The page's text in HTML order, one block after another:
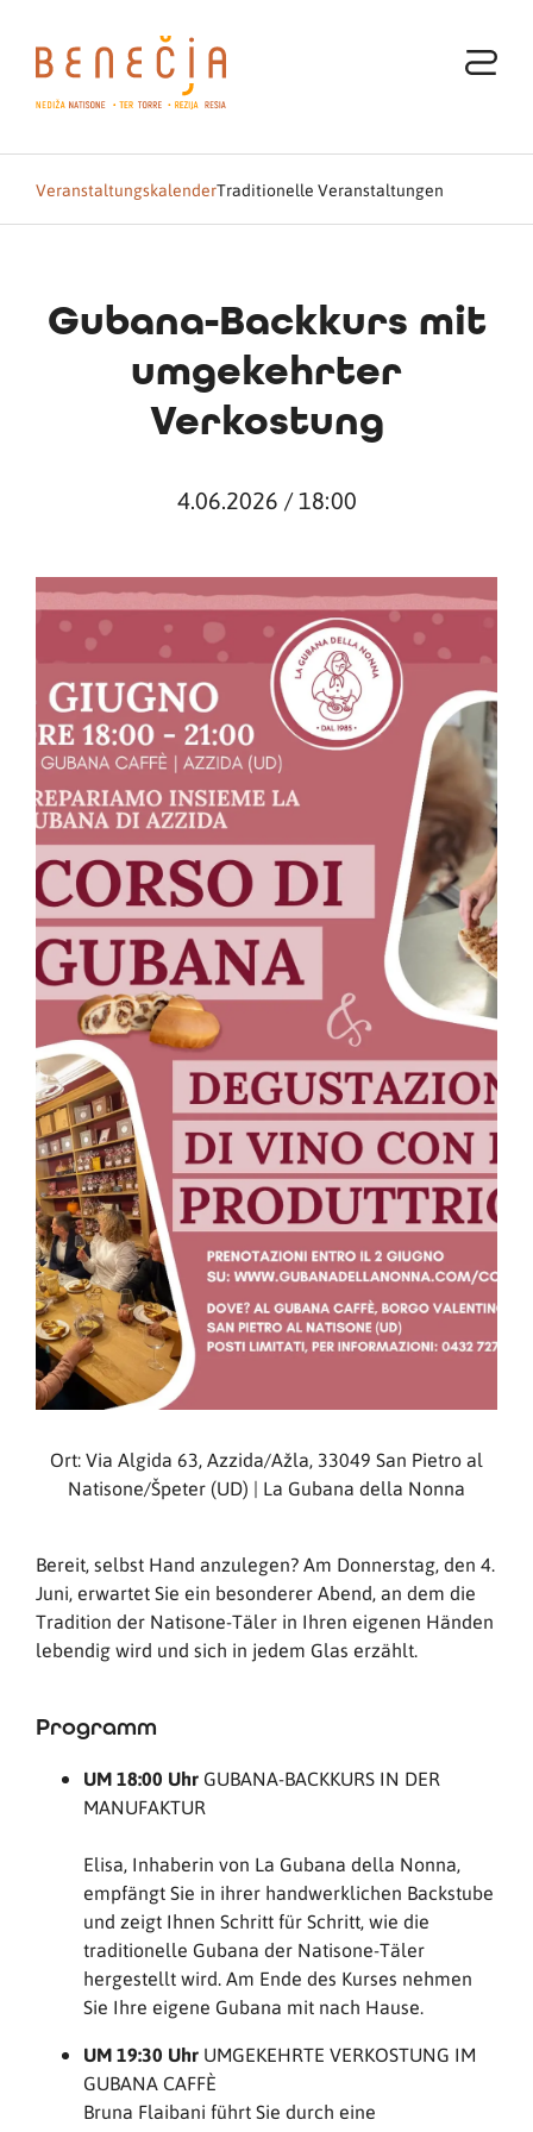
VeranstaltungskalenderTraditionelle Veranstaltungen
Gubana-Backkurs mit
umgekehrter
Verkostung
4.06.2026 / 18:00
Ort: Via Algida 63, Azzida/Ažla, 33049 San Pietro al
Natisone/Špeter (UD) | La Gubana della Nonna
Bereit, selbst Hand anzulegen? Am Donnerstag, den 4.
Juni, erwartet Sie ein besonderer Abend, an dem die
Tradition der Natisone-Täler in Ihren eigenen Händen
lebendig wird und sich in jedem Glas erzählt.
Programm
UM 18:00 Uhr GUBANA-BACKKURS IN DER
MANUFAKTUR
Elisa, Inhaberin von La Gubana della Nonna,
empfängt Sie in ihrer handwerklichen Backstube
und zeigt Ihnen Schritt für Schritt, wie die
traditionelle Gubana der Natisone-Täler
hergestellt wird. Am Ende des Kurses nehmen
Sie Ihre eigene Gubana mit nach Hause.
UM 19:30 Uhr UMGEKEHRTE VERKOSTUNG IM
GUBANA CAFFÈ
Bruna Flaibani führt Sie durch eine